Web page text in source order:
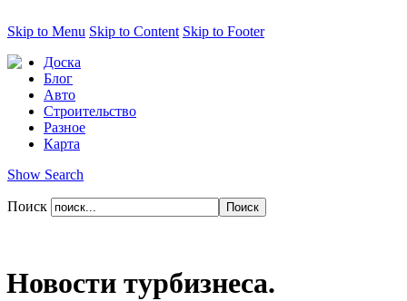
Skip to Menu Skip to Content Skip to Footer
Доска
Блог
Авто
Строительство
Разное
Карта
Show Search
Поиск
Новости турбизнеса.